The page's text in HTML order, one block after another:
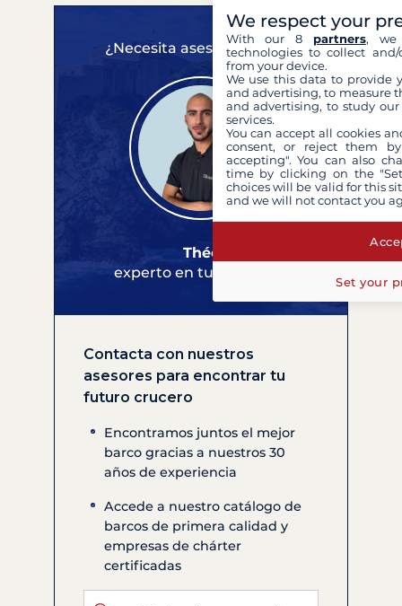
¿Necesita asesoramiento?
Théo
experto en tus cruceros
Contacta con nuestros
asesores para encontrar tu
futuro crucero
Encontramos juntos el mejor
barco gracias a nuestros 30
años de experiencia
Accede a nuestro catálogo de
barcos de primera calidad y
empresas de chárter
certificadas
We respect your
With our 8 partners, we
technologies to collect
from your device.
We use this data to provide
and advertising, to measure
and advertising, to study
services.
You can accept all cookies
consent, or reject them
accepting". You can also
time by clicking on the
choices will be valid for this
and we will not contact you
Set your